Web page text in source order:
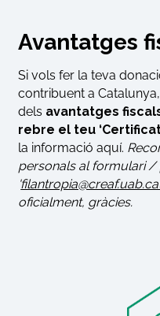
Avantatges
Si vols fer la teva
contribuent a
dels avantatges
rebre el teu
la informació aquí.
personals al formulari /
'
oficialment, gràcies.